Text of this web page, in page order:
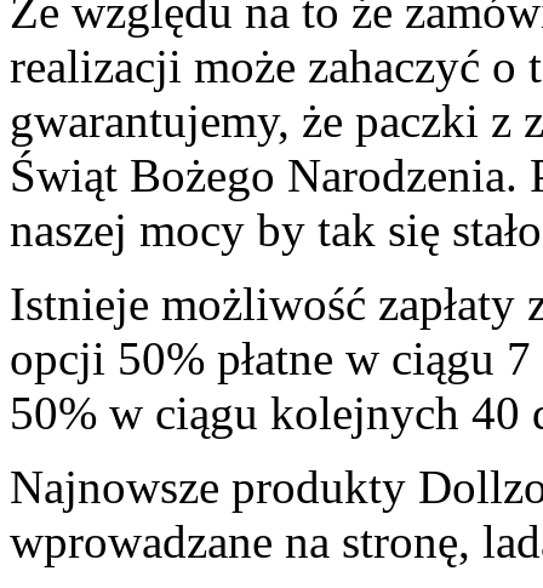
Ze względu na to że
realizacji może zahaczyć o
gwarantujemy, że paczki z
Świąt Bożego Narodzenia.
naszej mocy by tak się
Istnieje możliwość zapłaty
opcji 50% płatne w ciągu
50% w ciągu kolejnych 40
Najnowsze produkty
wprowadzane na stronę,